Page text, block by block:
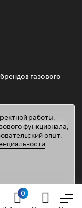
0
газового
работы.
функционала,
опыт.